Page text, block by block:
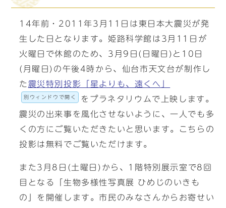
14年前・2011年3月11日は東日本大震災が発
生した日となります。姫路科学館は3月11日が
火曜日で休館のため、3月9日(日曜日)と10日
(月曜日)の午後4時から、仙台市天文台が制作し
た 震災特別投影「星よりも、遠くへ」
別ウィンドウで開く
をプラネタリウムで上映します。
震災の出来事を風化させないように、一人でも多
くの方にご覧いただきたいと思います。こちらの
投影は無料でご覧いただけます。
また3月8日(土曜日)から、1階特別展示室で8回
目となる「生物多様性写真展 ひめじのいきも
の」を開催します。市民のみなさんからお寄せい